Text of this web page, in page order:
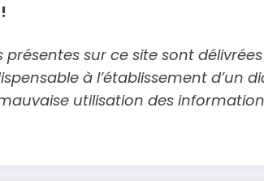
présentes sur ce site sont
à l’établissement
utilisation des